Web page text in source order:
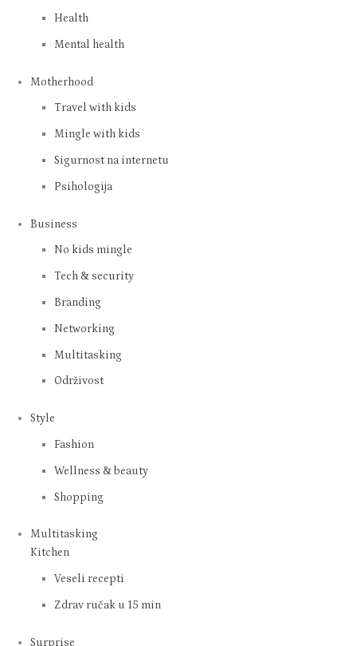
Health
Mental health
Motherhood
Travel with kids
Mingle with kids
Sigurnost na internetu
Psihologija
Business
No kids mingle
Tech & security
Branding
Networking
Multitasking
Održivost
Style
Fashion
Wellness & beauty
Shopping
Multitasking
Kitchen
Veseli recepti
Zdrav ručak u 15 min
Surprise